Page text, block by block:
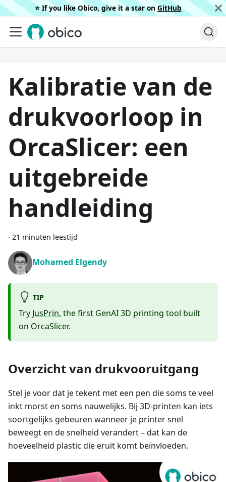
⭐️ If you like Obico, give it a star on GitHub
Kalibratie van de
drukvoorloop in
OrcaSlicer: een
uitgebreide
handleiding
· 21 minuten leestijd
Mohamed Elgendy
TIP
Try JusPrin, the first GenAI 3D printing tool built
on OrcaSlicer.
Overzicht van drukvooruitgang
Stel je voor dat je tekent met een pen die soms te veel
inkt morst en soms nauwelijks. Bij 3D-printen kan iets
soortgelijks gebeuren wanneer je printer snel
beweegt en de snelheid verandert – dat kan de
hoeveelheid plastic die eruit komt beïnvloeden.